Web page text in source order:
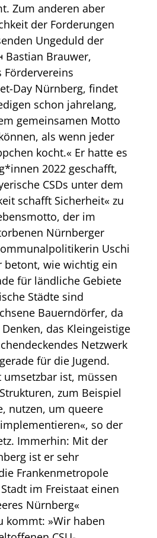
Zum anderen aber
der Forderungen
Ungeduld der
Brauwer,
Fördervereins
Day Nürnberg, findet
schon jahrelang,
gemeinsamen Motto
als wenn jeder
kocht.« Er hatte es
2022 geschafft,
CSDs unter dem
schafft Sicherheit« zu
der im
Nürnberger
Uschi
betont, wie wichtig ein
für ländliche Gebiete
Städte sind
Bauerndörfer, da
das Kleingeistige
Netzwerk
für die Jugend.
umsetzbar ist, müssen
zum Beispiel
nutzen, um queere
so der
Immerhin: Mit der
ist er sehr
Frankenmetropole
im Freistaat einen
Nürnberg«
kommt: »Wir haben